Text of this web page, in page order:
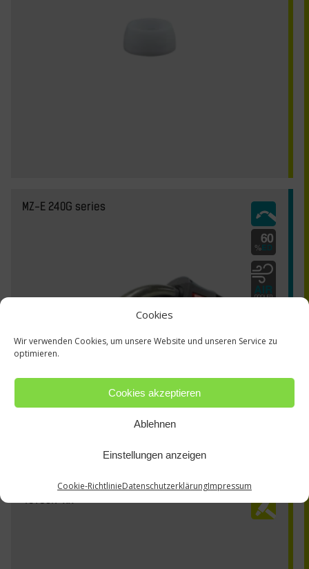
Cookies
Wir verwenden Cookies, um unsere Website und unseren Service zu
optimieren.
Cookies akzeptieren
Ablehnen
Einstellungen anzeigen
Cookie-RichtlinieDatenschutzerklärungImpressum
MZ-E 240G series
40V83R-xx